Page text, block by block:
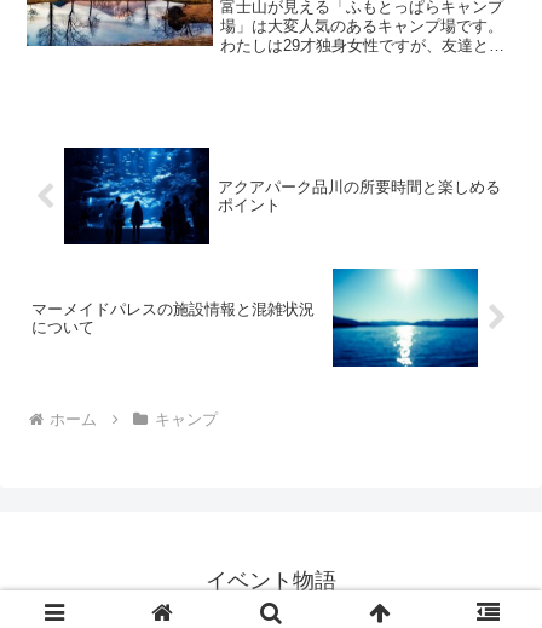
富士山が見える「ふもとっぱらキャンプ
場」は大変人気のあるキャンプ場です。
わたしは29才独身女性ですが、友達と一
アクアパーク品川の所要時間と楽しめる
ポイント
マーメイドパレスの施設情報と混雑状況
について
ホーム キャンプ
イベント物語
© 2016 イベント物語.